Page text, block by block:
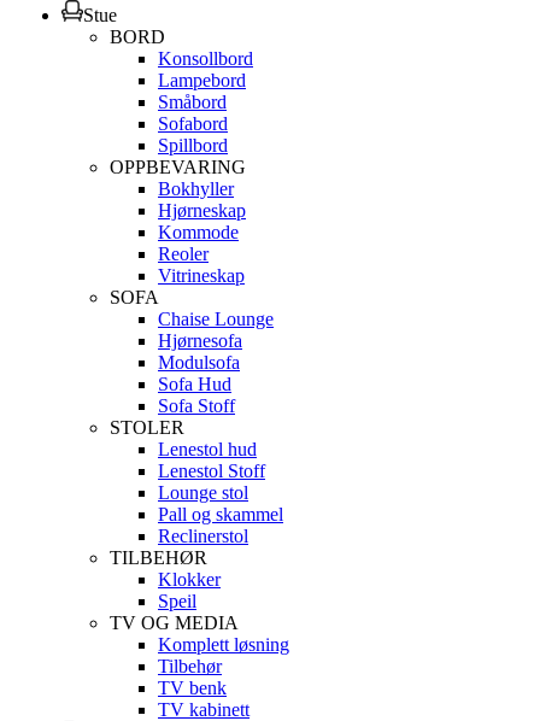
Stue
BORD
Konsollbord
Lampebord
Småbord
Sofabord
Spillbord
OPPBEVARING
Bokhyller
Hjørneskap
Kommode
Reoler
Vitrineskap
SOFA
Chaise Lounge
Hjørnesofa
Modulsofa
Sofa Hud
Sofa Stoff
STOLER
Lenestol hud
Lenestol Stoff
Lounge stol
Pall og skammel
Reclinerstol
TILBEHØR
Klokker
Speil
TV OG MEDIA
Komplett løsning
Tilbehør
TV benk
TV kabinett